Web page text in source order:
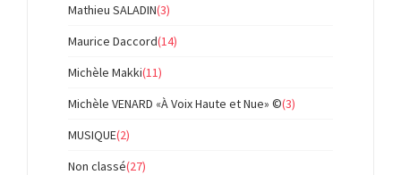
Mathieu SALADIN(3)
Maurice Daccord(14)
Michèle Makki(11)
Michèle VENARD «À Voix Haute et Nue» ©(3)
MUSIQUE(2)
Non classé(27)